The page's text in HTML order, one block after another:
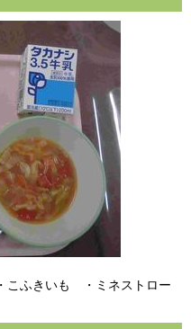
ふきいも ・ミネストロー